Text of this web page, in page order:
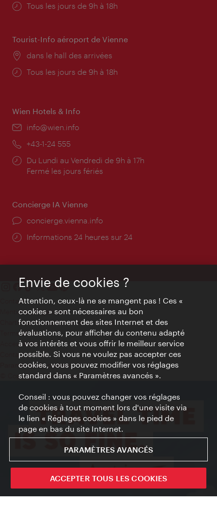
Horaires
Tous les jours de 9h à 18h
Tourist-Info aéroport de Vienne
Lieu:
dans le hall des arrivées
Horaires
Tous les jours de 9h à 18h
Wien Hotels & Info
E-
info@wien.info
Téléphone:
+43-1-24 555
Horaires
d'ouverture:
Du Lundi au Vendredi de 9h à 17h
Fermé les jours fériés
Concierge IA Vienne
Ort:
concierge.vienna.info
Öffnungszeiten:
Informations 24 heures sur 24
Contact
Mentions obligatoires
Charte sur le respect de la vie privée
Terms of Use
Accessibilité
Contact presse
Paramètres de cookies
© Copyright WienTourismus
Envie de cookies ?
Attention, ceux-là ne se mangent pas ! Ces «
cookies » sont nécessaires au bon
fonctionnement des sites Internet et des
évaluations, pour afficher du contenu adapté
à vos intérêts et vous offrir le meilleur service
possible. Si vous ne voulez pas accepter ces
cookies, vous pouvez modifier vos réglages
standard dans « Paramètres avancés ».
Conseil : vous pouvez changer vos réglages
de cookies à tout moment lors d'une visite via
le lien « Réglages cookies » dans le pied de
page en bas du site Internet.
PARAMÈTRES AVANCÉS
ACCEPTER TOUS LES COOKIES